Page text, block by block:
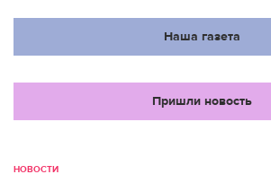
Наша газета
Пришли новость
НОВОСТИ